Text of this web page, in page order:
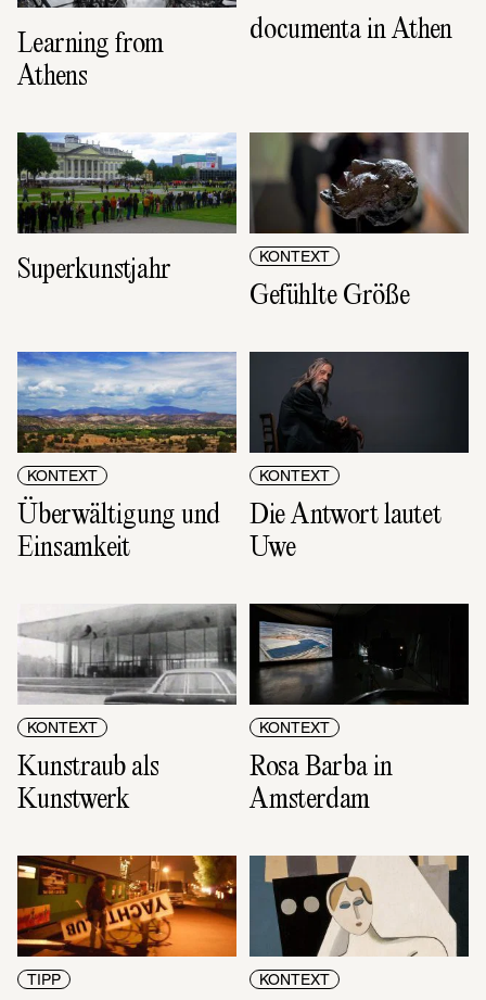
Learning from
Athens
documenta in Athen
Superkunstjahr KONTEXT
Gefühlte Größe
KONTEXT
Überwältigung und
Einsamkeit
KONTEXT
Die Antwort lautet
Uwe
KONTEXT
Kunstraub als
Kunstwerk
KONTEXT
Rosa Barba in
Amsterdam
TIPP KONTEXT